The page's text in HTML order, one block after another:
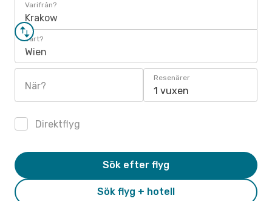
Varifrån?
Krakow
Vart?
Wien
När?
Resenärer
1 vuxen
Direktflyg
Sök flyg + hotell
Sök efter flyg